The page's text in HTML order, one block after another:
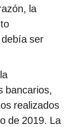
la
ser
bancarios,
realizados
de 2019. La